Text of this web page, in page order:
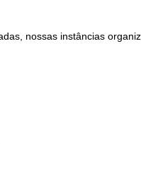
nossas instâncias